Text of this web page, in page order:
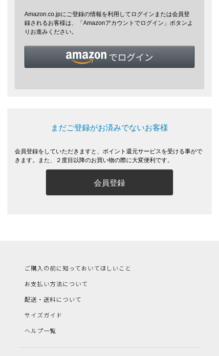
Amazon.co.jpにご登録の情報を利用してログインまたは会員登
録されるお客様は、「Amazonアカウントでログイン」ボタンよ
りお進みください。
まだご登録がお済みでないお客様
会員登録をしていただきますと、ポイント還元サービスを受ける事がで
きます。また、２度目以降のお買い物の際に大変便利です。
会員登録
ご購入の前に知っておいてほしいこと
お支払い方法について
配送・送料について
サイズガイド
ヘルプ一覧